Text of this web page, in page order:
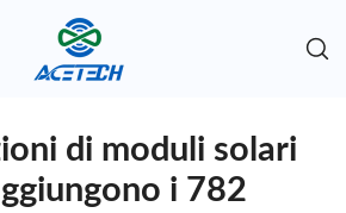
di moduli solari
i 782